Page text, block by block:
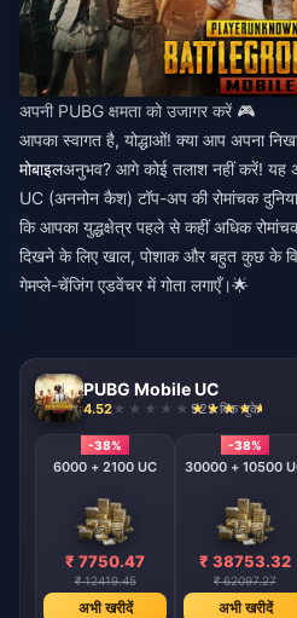
अपनी PUBG क्षमता को उजागर करें 🎮
आपका स्वागत है, योद्धाओं! क्या आप अपना
मोबाइलअनुभव? आगे कोई तलाश नहीं करें! यह
UC (अननोन कैश) टॉप-अप की रोमांचक
कि आपका युद्धक्षेत्र पहले से कहीं अधिक
दिखने के लिए खाल, पोशाक और बहुत कुछ के
गेमप्ले-चेंजिंग एडवेंचर में गोता लगाएँ।🌟
PUBG Mobile UC
4.52 929 बिक चुके
-38%
6000 + 2100 UC
₹ 7750.47
₹ 12419.45
अभी खरीदें
-38%
30000 + 10500
₹ 38753.32
₹ 62097.27
अभी खरीदें